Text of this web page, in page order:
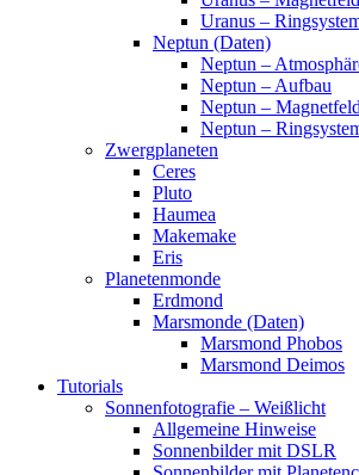
Uranus –
Neptun (Daten)
Neptun –
Neptun – Aufbau
Neptun – Magnetfeld
Neptun –
Zwergplaneten
Ceres
Pluto
Haumea
Makemake
Eris
Planetenmonde
Erdmond
Marsmonde (Daten)
Marsmond Phobos
Marsmond Deimos
Tutorials
Sonnenfotografie – Weißlicht
Allgemeine Hinweise
Sonnenbilder mit DSLR